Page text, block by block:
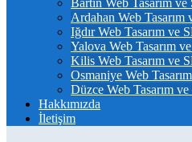
Bartın Web Tasarım ve
Ardahan Web Tasarım
Iğdır Web Tasarım ve
Yalova Web Tasarım
Kilis Web Tasarım ve
Osmaniye Web
Düzce Web Tasarım ve
Hakkımızda
İletişim